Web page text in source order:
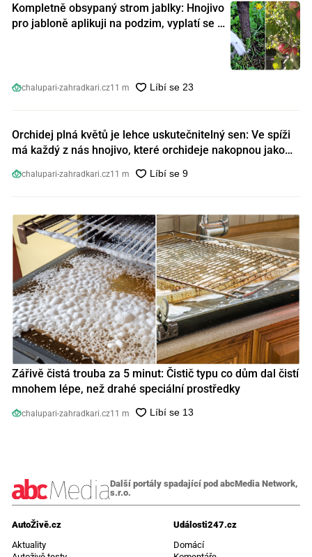
Kompletně obsypaný strom jablky: Hnojivo
pro jabloně aplikuji na podzim, vyplatí se s
chalupari-zahradkari.cz11 m
Orchidej plná květů je lehce uskutečnitelný sen: Ve spíži
má každý z nás hnojivo, které orchideje nakopnou jako
chalupari-zahradkari.cz11 m
Zářivě čistá trouba za 5 minut: Čistič typu co dům dal čistí
mnohem lépe, než drahé speciální prostředky
chalupari-zahradkari.cz11 m
Další portály spadající pod abcMedia Network,
s.r.o.
AutoŽivě.cz
Aktuality
Události247.cz
Domácí